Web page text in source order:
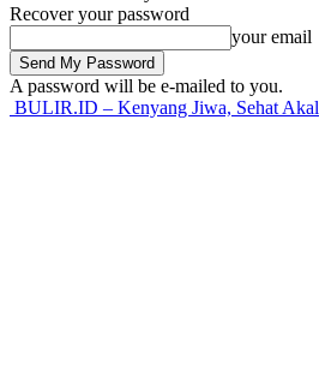
Recover your password
your email
A password will be e-mailed to you.
BULIR.ID – Kenyang Jiwa, Sehat Akal